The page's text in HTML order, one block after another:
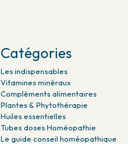
Catégories
Les indispensables
Vitamines minéraux
Compléments alimentaires
Plantes & Phytothérapie
Huiles essentielles
Tubes doses Homéopathie
Le guide conseil homéopathique